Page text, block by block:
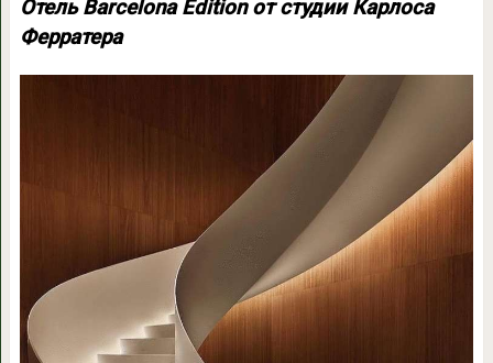
Отель Barcelona Edition от студии Карлоса
Ферратера